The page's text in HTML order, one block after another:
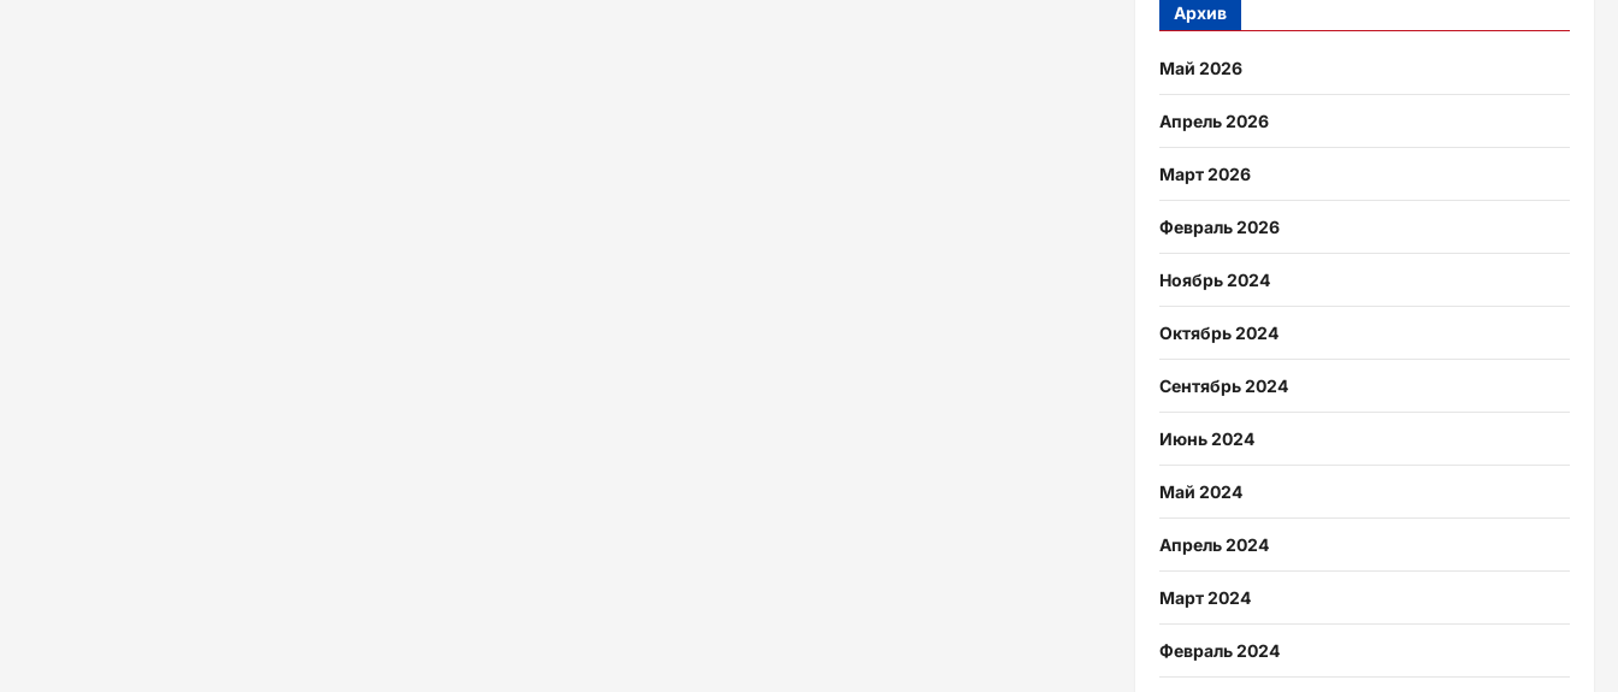
Архив
Май 2026
Апрель 2026
Март 2026
Февраль 2026
Ноябрь 2024
Октябрь 2024
Сентябрь 2024
Июнь 2024
Май 2024
Апрель 2024
Март 2024
Февраль 2024